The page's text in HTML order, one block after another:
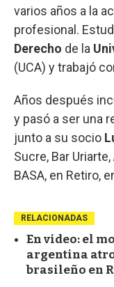
varios años a la
profesional.
Derecho de la
(UCA) y trabajó
Años después
y pasó a ser una
junto a su socio
Sucre, Bar
BASA, en Retiro,
RELACIONADAS
En video: el
argentina
brasileño en